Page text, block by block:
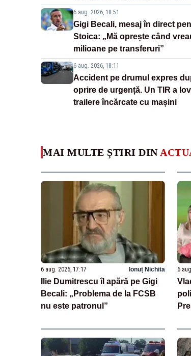
6 aug. 2026, 18:51
Gigi Becali, mesaj în direct
Stoica: „Mă oprește când
milioane pe transferuri”
6 aug. 2026, 18:11
Accident pe drumul expres
oprire de urgență. Un TIR a
trailere încărcate cu mașini
MAI MULTE ȘTIRI DIN
6 aug. 2026, 17:17 Ionuț Nichita
Ilie Dumitrescu îl apără pe Gigi
Becali: „Problema de la FCSB
nu este patronul”
6